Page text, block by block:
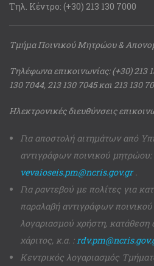
Τηλ. Κέντρο: (+30) 213 130 7000
Τμήμα Ποινικού Μητρώου &
Τηλέφωνα επικοινωνίας: (+30) 213
130 7044, 213 130 7045 και 213 130
Ηλεκτρονικές διευθύνσεις
Για αποστολή αιτημάτων από
αντιγράφων ποινικού μητρώου:
vevaioseis.pm@ncris.gov.gr.
Για ραντεβού με πολίτες για
παραλαβή αντιγράφων
λογαριασμού χρήστη, κατάθεση
χάριτος, κ.α. :
Κεντρικός λογαριασμός